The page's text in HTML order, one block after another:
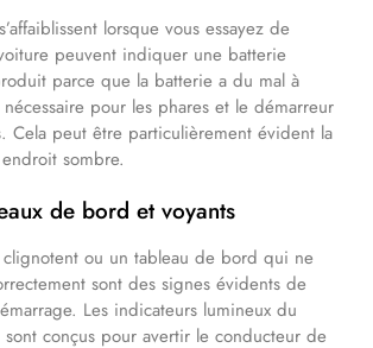
lorsque vous essayez de
peuvent indiquer une batterie
parce que la batterie a du mal à
pour les phares et le démarreur
Cela peut être particulièrement évident la
sombre.
de bord et voyants
clignotent ou un tableau de bord qui ne
sont des signes évidents de
Les indicateurs lumineux du
conçus pour avertir le conducteur de